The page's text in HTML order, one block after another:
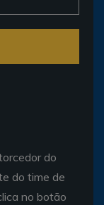
do
do time de
no botão